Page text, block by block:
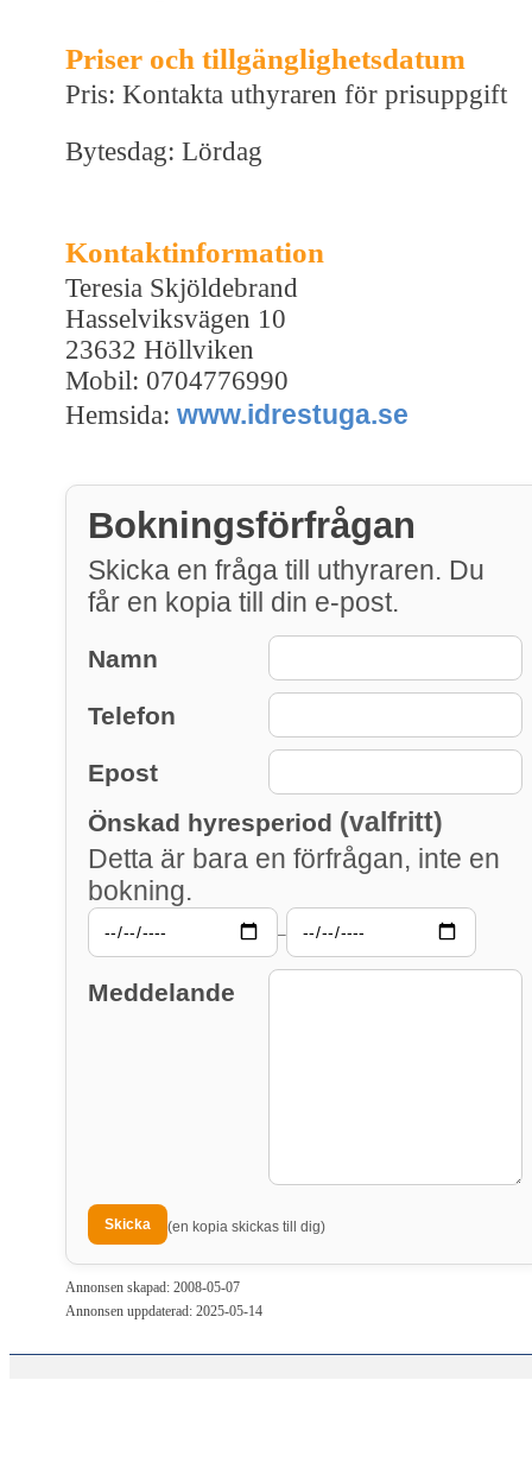
Priser och tillgänglighetsdatum
Pris: Kontakta uthyraren för prisuppgift
Bytesdag: Lördag
Kontaktinformation
Teresia Skjöldebrand
Hasselviksvägen 10
23632 Höllviken
Mobil: 0704776990
Hemsida: www.idrestuga.se
Bokningsförfrågan
Skicka en fråga till uthyraren. Du
får en kopia till din e-post.
Namn
Telefon
Epost
Önskad hyresperiod (valfritt)
Detta är bara en förfrågan, inte en
bokning.
–
Meddelande
(en kopia skickas till dig)
Annonsen skapad: 2008-05-07
Annonsen uppdaterad: 2025-05-14